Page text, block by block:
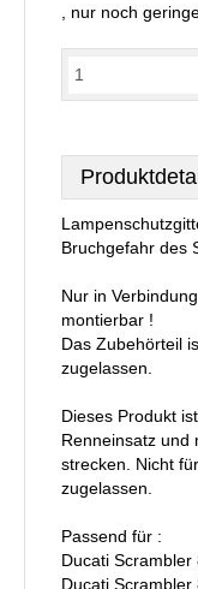
, nur noch
Bruchgefahr des
Nur in
montierbar !
Das Zubehörteil
zugelassen.
Dieses Produkt
Renneinsatz und
strecken. Nicht
zugelassen.
Passend für :
Ducati Scrambler
Ducati